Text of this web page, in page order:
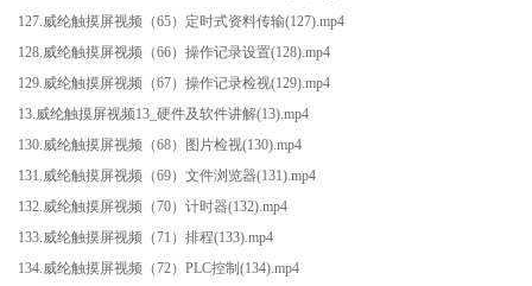
127.威纶触摸屏视频（65）定时式资料传输(127).mp4
128.威纶触摸屏视频（66）操作记录设置(128).mp4
129.威纶触摸屏视频（67）操作记录检视(129).mp4
13.威纶触摸屏视频13_硬件及软件讲解(13).mp4
130.威纶触摸屏视频（68）图片检视(130).mp4
131.威纶触摸屏视频（69）文件浏览器(131).mp4
132.威纶触摸屏视频（70）计时器(132).mp4
133.威纶触摸屏视频（71）排程(133).mp4
134.威纶触摸屏视频（72）PLC控制(134).mp4